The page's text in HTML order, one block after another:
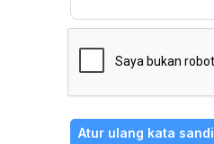
Atur ulang kata sandi